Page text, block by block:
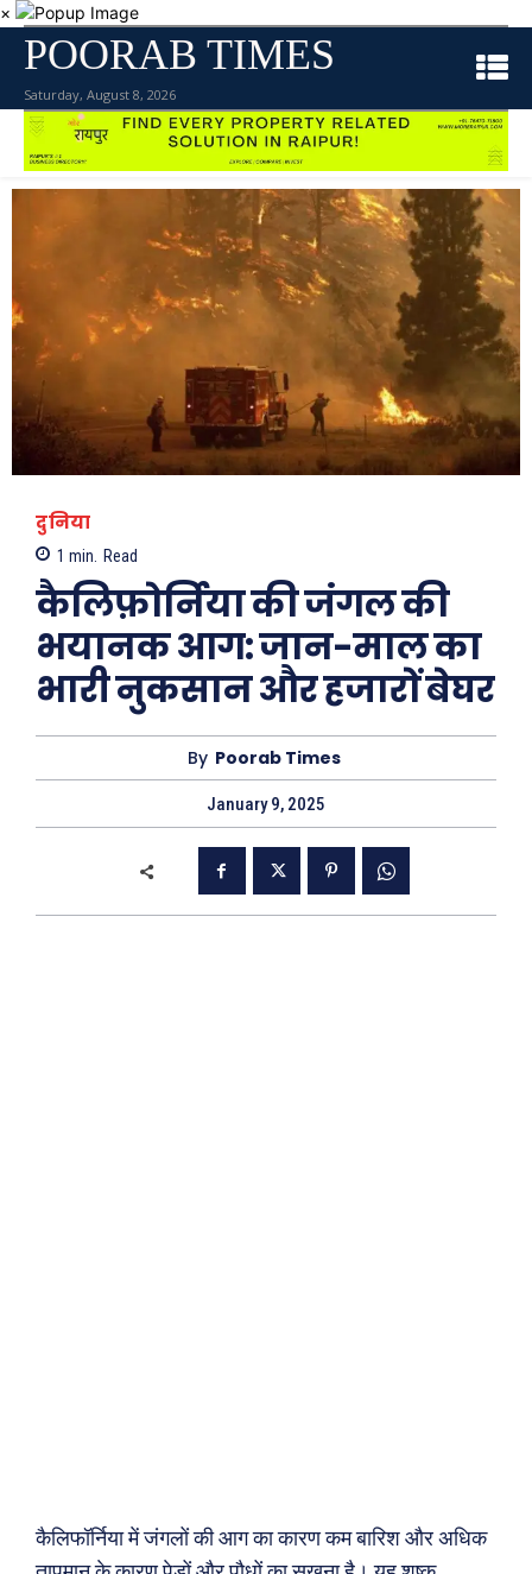
×
POORAB TIMES
Saturday, August 8, 2026
दुनिया
1 min. Read
कैलिफ़ोर्निया की जंगल की
भयानक आग: जान-माल का
भारी नुकसान और हजारों बेघर
By Poorab Times
January 9, 2025
कैलिफॉर्निया में जंगलों की आग का कारण कम बारिश और अधिक